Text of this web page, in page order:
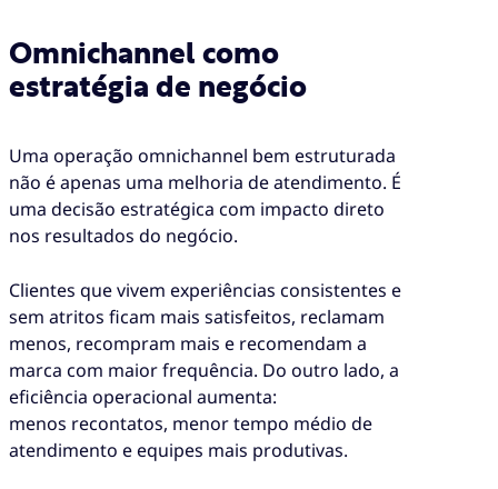
Omnichannel como
estratégia de negócio
Uma operação omnichannel bem estruturada
não é apenas uma melhoria de atendimento. É
uma decisão estratégica com impacto direto
nos resultados do negócio.
Clientes que vivem experiências consistentes e
sem atritos ficam mais satisfeitos, reclamam
menos, recompram mais e recomendam a
marca com maior frequência. Do outro lado, a
eficiência operacional aumenta:
menos recontatos, menor tempo médio de
atendimento e equipes mais produtivas.